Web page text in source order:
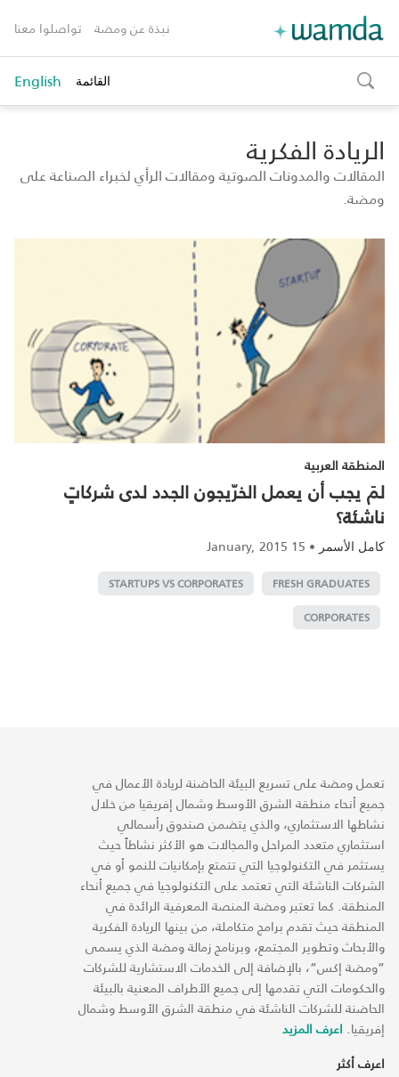
نبذة عن ومضة تواصلوا معنا
toggle
search
القائمة English
الريادة الفكرية
المقالات والمدونات الصوتية ومقالات الرأي لخبراء الصناعة على
ومضة.
المنطقة العربية
لمَ يجب أن يعمل الخرّيجون الجدد لدى شركاتٍ
ناشئة؟
كامل الأسمر •
15 January, 2015
FRESH GRADUATES
STARTUPS VS CORPORATES
CORPORATES
تعمل ومضة على تسريع البيئة الحاضنة لريادة الأعمال في
جميع أنحاء منطقة الشرق الأوسط وشمال إفريقيا من خلال
نشاطها الاستثماري، والذي يتضمن صندوق رأسمالي
استثماري متعدد المراحل والمجالات هو الأكثر نشاطاً حيث
يستثمر في التكنولوجيا التي تتمتع بإمكانيات للنمو أو في
الشركات الناشئة التي تعتمد على التكنولوجيا في جميع أنحاء
المنطقة. كما تعتبر ومضة المنصة المعرفية الرائدة في
المنطقة حيث تقدم برامج متكاملة، من بينها الريادة الفكرية
والأبحاث وتطوير المجتمع، وبرنامج زمالة ومضة الذي يسمى
“ومضة إكس“، بالإضافة إلى الخدمات الاستشارية للشركات
والحكومات التي تقدمها إلى جميع الأطراف المعنية بالبيئة
الحاضنة للشركات الناشئة في منطقة الشرق الأوسط وشمال
إفريقيا. اعرف المزيد
اعرف أكثر